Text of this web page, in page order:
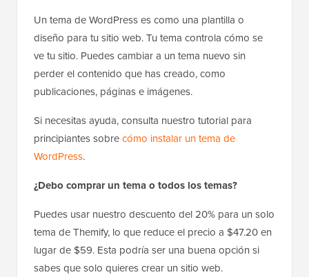
Un tema de WordPress es como una plantilla o
diseño para tu sitio web. Tu tema controla cómo se
ve tu sitio. Puedes cambiar a un tema nuevo sin
perder el contenido que has creado, como
publicaciones, páginas e imágenes.
Si necesitas ayuda, consulta nuestro tutorial para
principiantes sobrecómo instalar un tema de
WordPress.
¿Debo comprar un tema o todos los temas?
Puedes usar nuestro descuento del 20% para un solo
tema de Themify, lo que reduce el precio a $47.20 en
lugar de $59. Esta podría ser una buena opción si
sabes que solo quieres crear un sitio web.